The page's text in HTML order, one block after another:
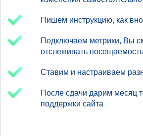
Пишем инструкцию, как
Подключаем метрики, Вы
отслеживать посещаемость
Ставим и настраиваем
После сдачи дарим месяц
поддержки сайта